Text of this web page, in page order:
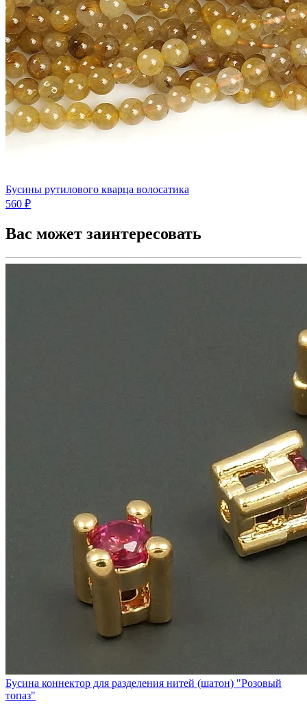
Бусины рутилового кварца волосатика
560 ₽
Вас может заинтересовать
Бусина коннектор для разделения нитей (шатон) "Розовый
топаз"